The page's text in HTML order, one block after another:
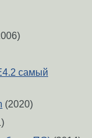
самый
(2020)